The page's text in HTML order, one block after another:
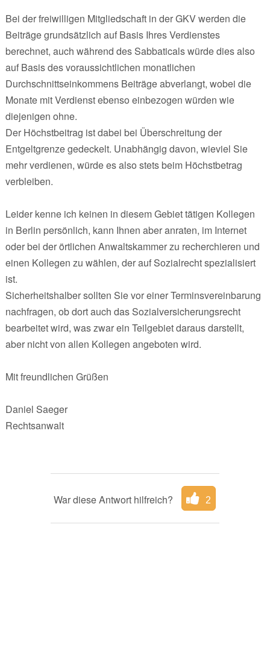
Bei der freiwilligen Mitgliedschaft in der GKV werden die
Beiträge grundsätzlich auf Basis Ihres Verdienstes
berechnet, auch während des Sabbaticals würde dies also
auf Basis des voraussichtlichen monatlichen
Durchschnittseinkommens Beiträge abverlangt, wobei die
Monate mit Verdienst ebenso einbezogen würden wie
diejenigen ohne.
Der Höchstbeitrag ist dabei bei Überschreitung der
Entgeltgrenze gedeckelt. Unabhängig davon, wieviel Sie
mehr verdienen, würde es also stets beim Höchstbetrag
verbleiben.
Leider kenne ich keinen in diesem Gebiet tätigen Kollegen
in Berlin persönlich, kann Ihnen aber anraten, im Internet
oder bei der örtlichen Anwaltskammer zu recherchieren und
einen Kollegen zu wählen, der auf Sozialrecht spezialisiert
ist.
Sicherheitshalber sollten Sie vor einer Terminsvereinbarung
nachfragen, ob dort auch das Sozialversicherungsrecht
bearbeitet wird, was zwar ein Teilgebiet daraus darstellt,
aber nicht von allen Kollegen angeboten wird.
Mit freundlichen Grüßen
Daniel Saeger
Rechtsanwalt
War diese Antwort hilfreich? 2